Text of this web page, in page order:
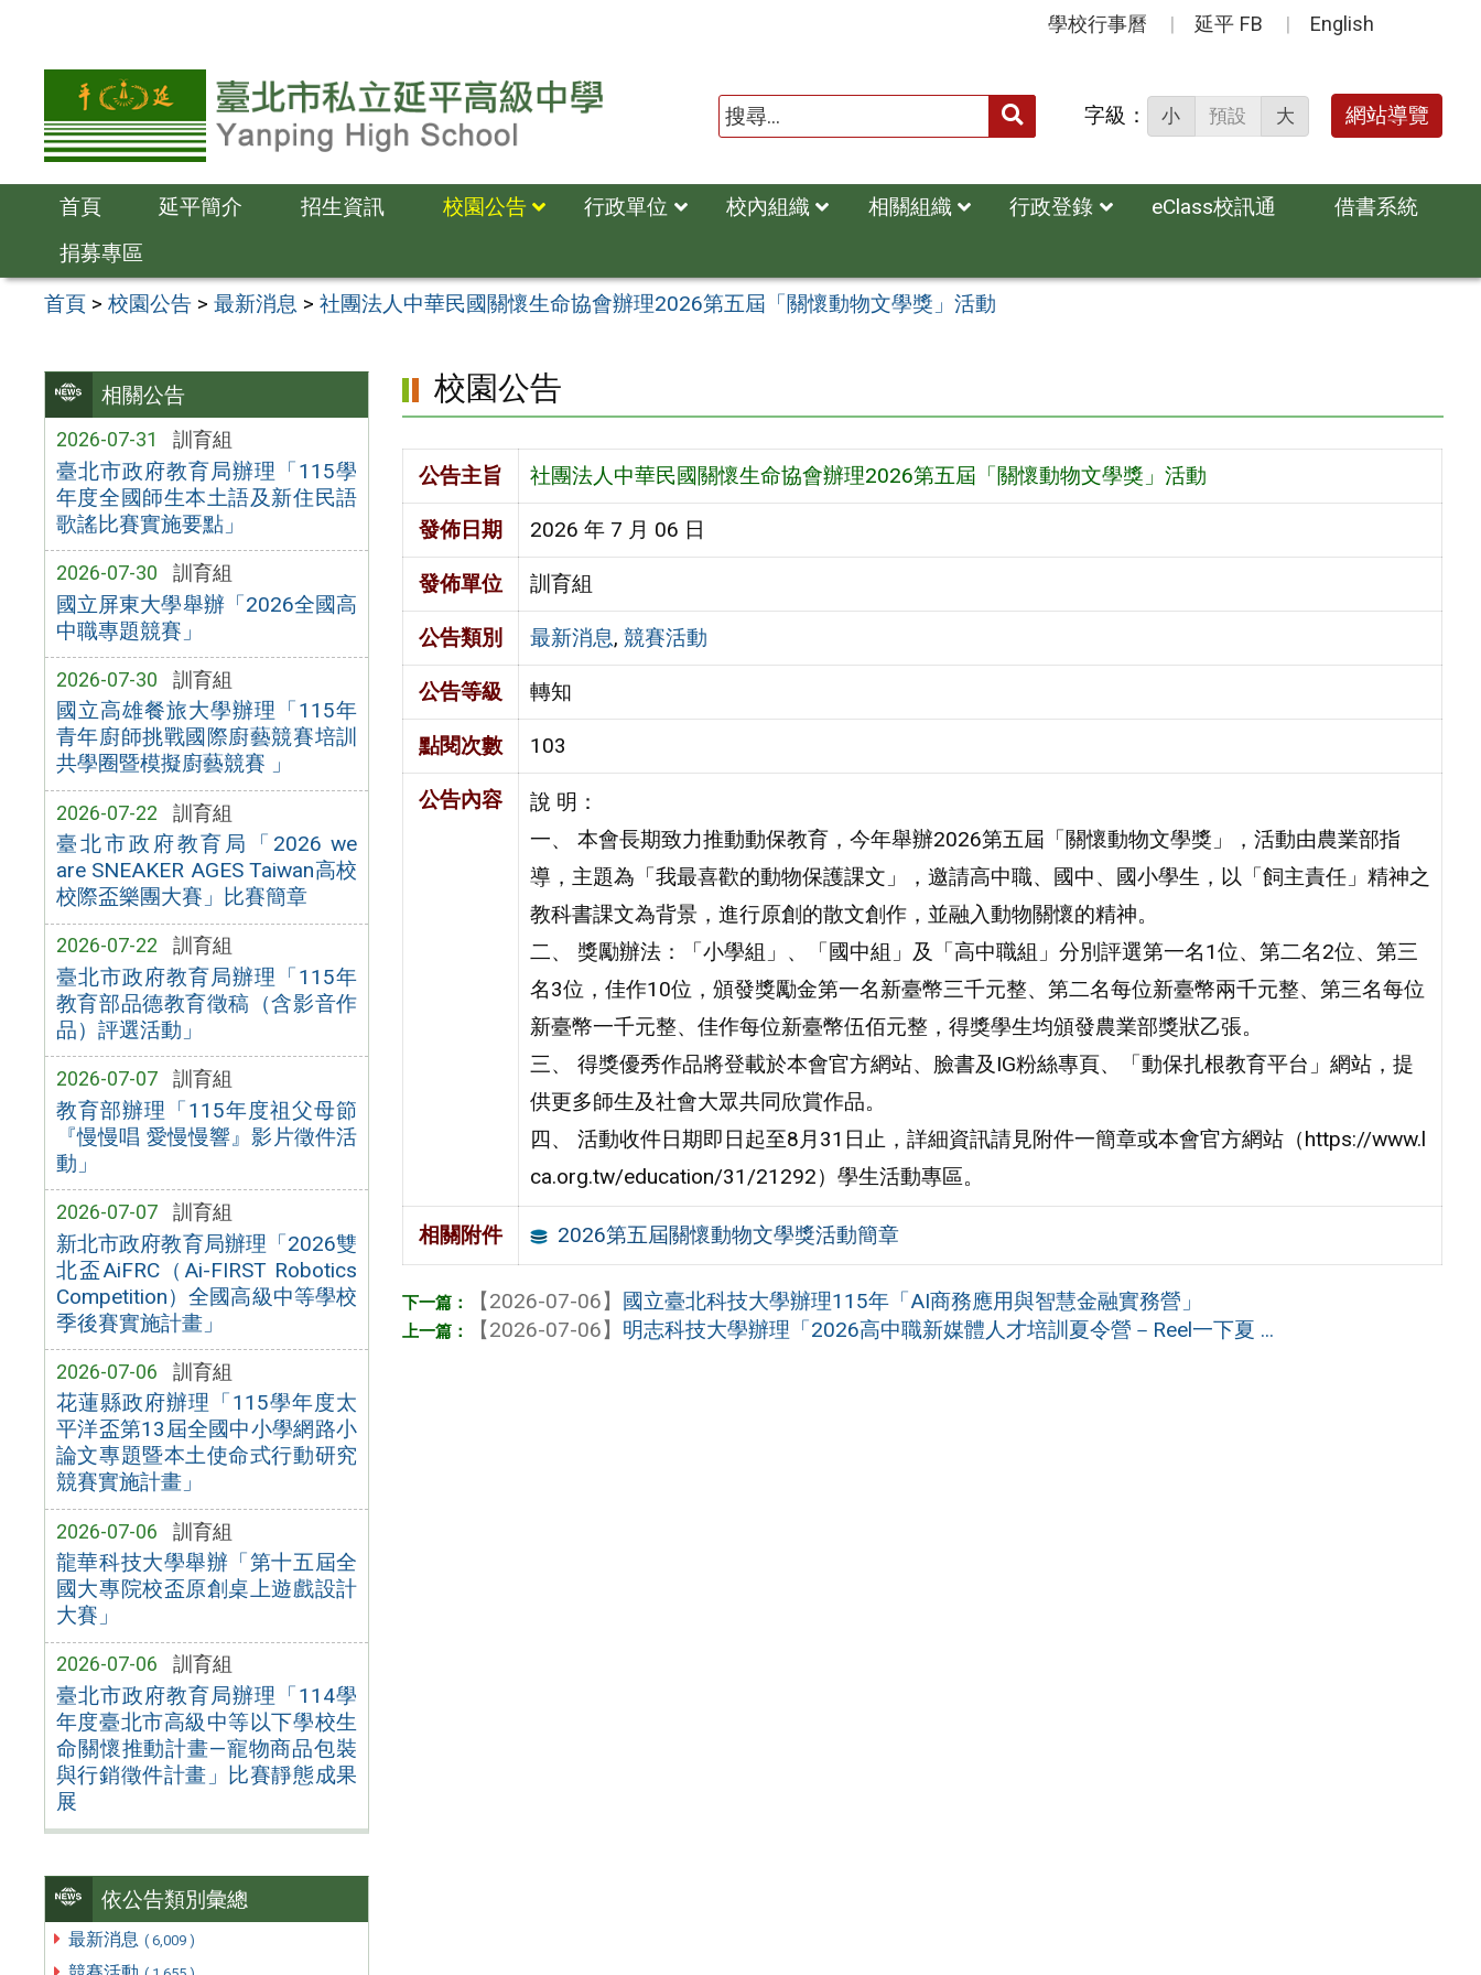
容
學校行事曆 延平 FB English
送出 字級： 小 預設 大 網站導覽
首頁 延平簡介 招生資訊 校園公告 行政單位 校內組織 相關組織 行政登錄 eClass校訊通
借書系統
捐募專區
首頁 >校園公告 >最新消息 >社團法人中華民國關懷生命協會辦理2026第五屆「關懷動物文學獎」活動
相關公告
2026-07-31 訓育組
臺北市政府教育局辦理「115學
年度全國師生本土語及新住民語
歌謠比賽實施要點」
2026-07-30 訓育組
國立屏東大學舉辦「2026全國高
中職專題競賽」
2026-07-30 訓育組
國立高雄餐旅大學辦理「115年
青年廚師挑戰國際廚藝競賽培訓
共學圈暨模擬廚藝競賽 」
2026-07-22 訓育組
臺北市政府教育局「2026 we
are SNEAKER AGES Taiwan高校
校際盃樂團大賽」比賽簡章
2026-07-22 訓育組
臺北市政府教育局辦理「115年
教育部品德教育徵稿（含影音作
品）評選活動」
2026-07-07 訓育組
教育部辦理「115年度祖父母節
『慢慢唱 愛慢慢響』影片徵件活
動」
2026-07-07 訓育組
新北市政府教育局辦理「2026雙
北盃AiFRC（Ai-FIRST Robotics
Competition）全國高級中等學校
季後賽實施計畫」
2026-07-06 訓育組
花蓮縣政府辦理「115學年度太
平洋盃第13屆全國中小學網路小
論文專題暨本土使命式行動研究
競賽實施計畫」
2026-07-06 訓育組
龍華科技大學舉辦「第十五屆全
國大專院校盃原創桌上遊戲設計
大賽」
2026-07-06 訓育組
臺北市政府教育局辦理「114學
年度臺北市高級中等以下學校生
命關懷推動計畫—寵物商品包裝
與行銷徵件計畫」比賽靜態成果
展
依公告類別彙總
最新消息 ( 6,009 )
校園公告
公告主旨 社團法人中華民國關懷生命協會辦理2026第五屆「關懷動物文學獎」活動
發佈日期 2026 年 7 月 06 日
發佈單位 訓育組
公告類別 最新消息, 競賽活動
公告等級 轉知
點閱次數 103
公告內容
說 明：
一、 本會長期致力推動動保教育，今年舉辦2026第五屆「關懷動物文學獎」，活動由農業部指
導，主題為「我最喜歡的動物保護課文」，邀請高中職、國中、國小學生，以「飼主責任」精神之
教科書課文為背景，進行原創的散文創作，並融入動物關懷的精神。
二、 獎勵辦法：「小學組」、「國中組」及「高中職組」分別評選第一名1位、第二名2位、第三
名3位，佳作10位，頒發獎勵金第一名新臺幣三千元整、第二名每位新臺幣兩千元整、第三名每位
新臺幣一千元整、佳作每位新臺幣伍佰元整，得獎學生均頒發農業部獎狀乙張。
三、 得獎優秀作品將登載於本會官方網站、臉書及IG粉絲專頁、「動保扎根教育平台」網站，提
供更多師生及社會大眾共同欣賞作品。
四、 活動收件日期即日起至8月31日止，詳細資訊請見附件一簡章或本會官方網站（https://www.l
ca.org.tw/education/31/21292）學生活動專區。
相關附件 2026第五屆關懷動物文學獎活動簡章
【2026-07-06】 國立臺北科技大學辦理115年「AI商務應用與智慧金融實務營」
【2026-07-06】 明志科技大學辦理「2026高中職新媒體人才培訓夏令營－Reel一下夏 ...